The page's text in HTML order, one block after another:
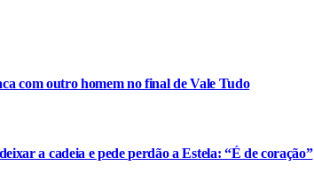
com outro homem no final de Vale Tudo
a cadeia e pede perdão a Estela: “É de coração”